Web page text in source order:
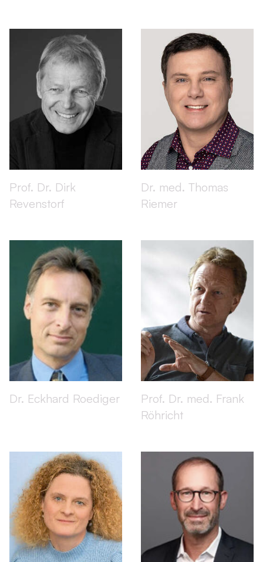
Prof. Dr. Dirk
Revenstorf
Dr. med. Thomas
Riemer
Dr. Eckhard Roediger
Prof. Dr. med. Frank
Röhricht